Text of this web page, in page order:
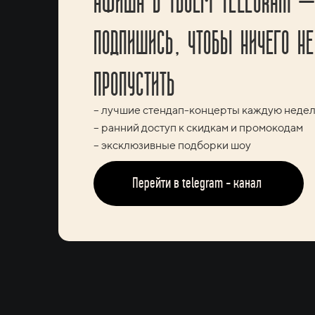
ПОДПИШИСЬ, ЧТОБЫ НИЧЕГО НЕ
ПРОПУСТИТЬ
– лучшие стендап-концерты каждую
– ранний доступ к скидкам и промокодам
– эксклюзивные подборки шоу
Перейти в telegram - канал